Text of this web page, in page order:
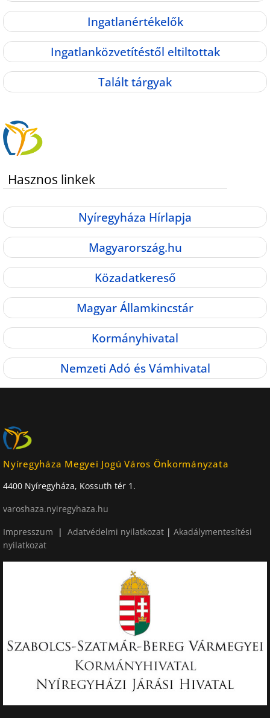
Ingatlanértékelők
Ingatlanközvetítéstől eltiltottak
Talált tárgyak
Hasznos linkek
Nyíregyháza Hírlapja
Magyarország.hu
Közadatkereső
Magyar Államkincstár
Kormányhivatal
Nemzeti Adó és Vámhivatal
Nyíregyháza Megyei Jogú Város Önkormányzata
4400 Nyíregyháza, Kossuth tér 1.
varoshaza.nyiregyhaza.hu
Impresszum | Adatvédelmi nyilatkozat | Akadálymentesítési
nyilatkozat